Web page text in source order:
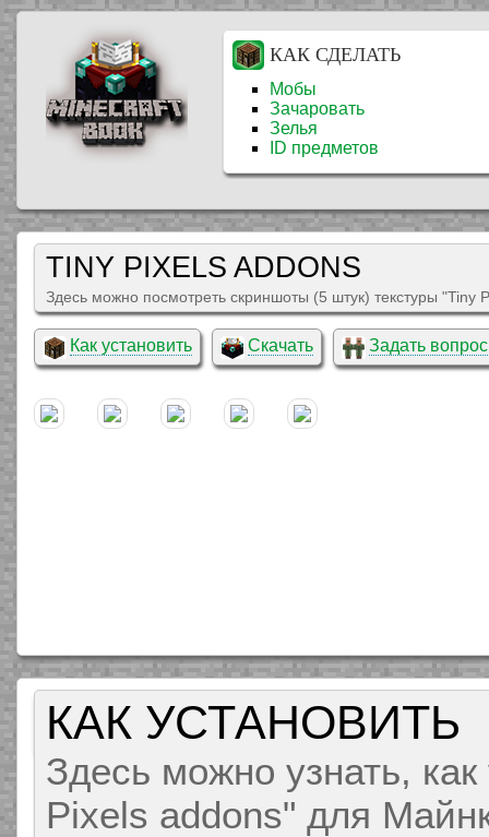
КАК СДЕЛАТЬ
Мобы
Зачаровать
Зелья
ID предметов
TINY PIXELS ADDONS
Здесь можно посмотреть скриншоты (5 штук) текстуры
Как установить Скачать Задать вопрос
КАК УСТАНОВИТЬ
Здесь можно узнать, как
Pixels addons" для